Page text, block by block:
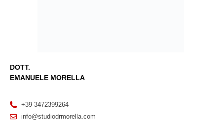
DOTT.
EMANUELE MORELLA
+39 3472399264
info@studiodrmorella.com